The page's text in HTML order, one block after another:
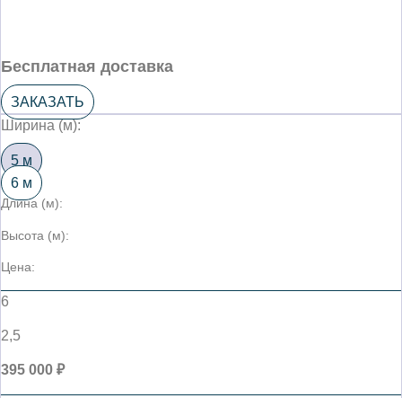
Бесплатная доставка
ЗАКАЗАТЬ
Ширина (м):
5 м
6 м
Длина (м):
Высота (м):
Цена:
6
2,5
395 000 ₽